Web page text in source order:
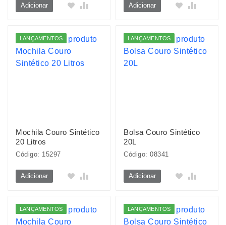
Adicionar Adicionar
LANÇAMENTOS
Mochila Couro Sintético
20 Litros
Código: 15297
Adicionar
LANÇAMENTOS
Bolsa Couro Sintético
20L
Código: 08341
Adicionar
LANÇAMENTOS LANÇAMENTOS